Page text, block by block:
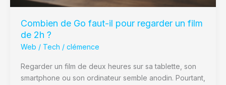
Combien de Go faut-il pour regarder un film
de 2h ?
Web / Tech / clémence
Regarder un film de deux heures sur sa tablette, son
smartphone ou son ordinateur semble anodin. Pourtant,
?